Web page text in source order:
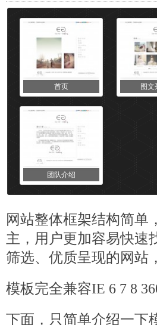
首页 图文
团队介绍
网站整体框架结构简单
主，用户更加容易快速
筛选、优质呈现的网站
模板完全兼容IE 6 7 8
下面，只简单介绍一下